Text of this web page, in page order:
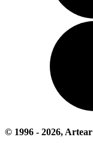
© 1996 - 2026, Artear